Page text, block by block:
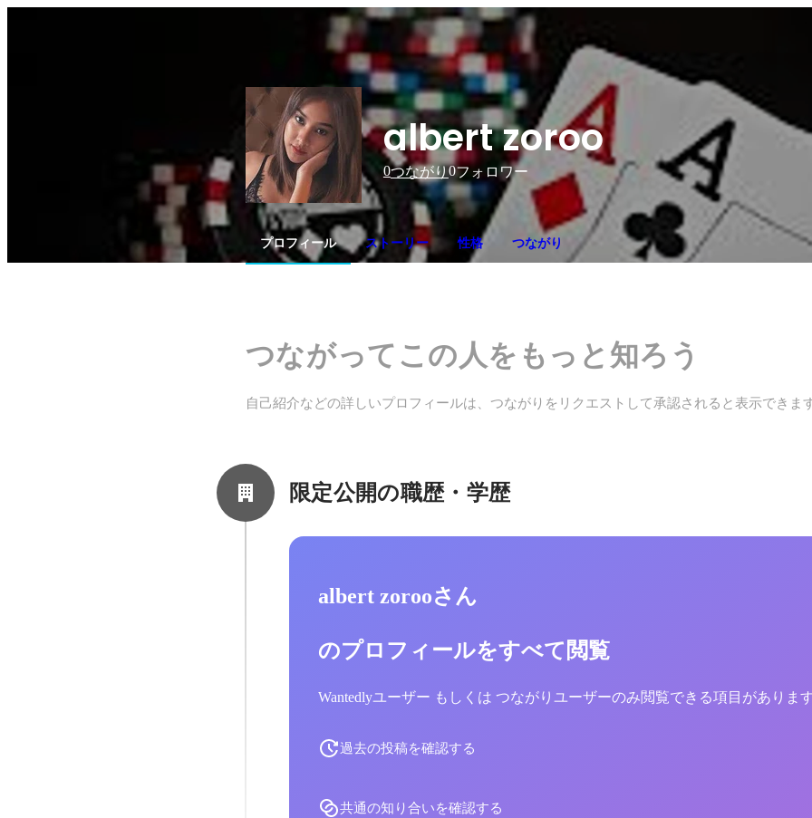
albert zoroo
0つながり 0フォロワー
プロフィール ストーリー 性格 つながり
つながってこの人をもっと知ろう
自己紹介などの詳しいプロフィールは、つながりをリクエストして承認されると表示できま
限定公開の職歴・学歴
albert zorooさん
のプロフィールをすべて閲覧
Wantedlyユーザー もしくは つながりユーザーのみ閲覧できる項目がありま
過去の投稿を確認する
共通の知り合いを確認する